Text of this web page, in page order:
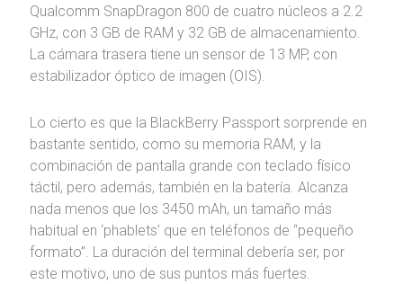
Qualcomm SnapDragon 800 de cuatro núcleos a 2.2
GHz, con 3 GB de RAM y 32 GB de almacenamiento.
La cámara trasera tiene un sensor de 13 MP, con
estabilizador óptico de imagen (OIS).
Lo cierto es que la BlackBerry Passport sorprende en
bastante sentido, como su memoria RAM, y la
combinación de pantalla grande con teclado físico
táctil, pero además, también en la batería. Alcanza
nada menos que los 3450 mAh, un tamaño más
habitual en ‘phablets’ que en teléfonos de “pequeño
formato”. La duración del terminal debería ser, por
este motivo, uno de sus puntos más fuertes.